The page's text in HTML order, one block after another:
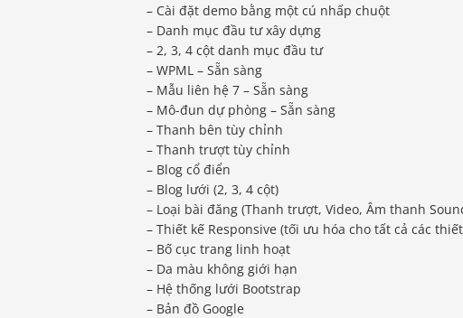
– Cài đặt demo bằng một cú nhấp chuột
– Danh mục đầu tư xây dựng
– 2, 3, 4 cột danh mục đầu tư
– WPML – Sẵn sàng
– Mẫu liên hệ 7 – Sẵn sàng
– Mô-đun dự phòng – Sẵn sàng
– Thanh bên tùy chỉnh
– Thanh trượt tùy chỉnh
– Blog cổ điển
– Blog lưới (2, 3, 4 cột)
– Loại bài đăng (Thanh trượt, Video, Âm thanh
– Thiết kế Responsive (tối ưu hóa cho tất cả các
– Bố cục trang linh hoạt
– Da màu không giới hạn
– Hệ thống lưới Bootstrap
– Bản đồ Google